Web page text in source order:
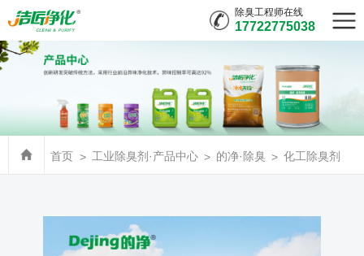
除臭工程师在线
17722775038
首页 工业除臭剂·产品中心 的净·除臭 化工除臭剂